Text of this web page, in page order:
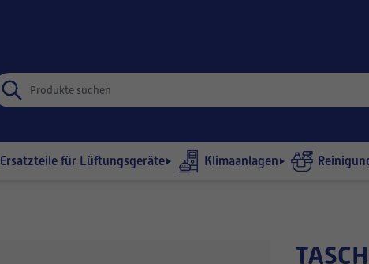
Ersatzteile für Lüftungsgeräte Klimaanlagen
TASCHENFILTER 560x400-635/4